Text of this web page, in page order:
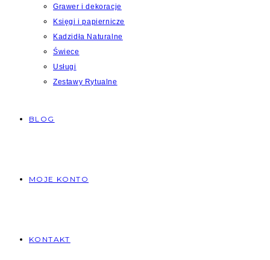
Grawer i dekoracje
Księgi i papiernicze
Kadzidła Naturalne
Świece
Usługi
Zestawy Rytualne
BLOG
MOJE KONTO
KONTAKT